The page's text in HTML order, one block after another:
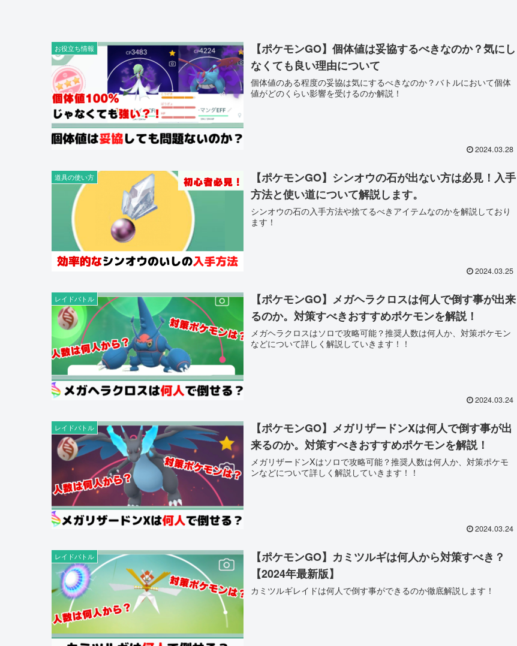
お役立ち情報
【ポケモンGO】個体値は妥協するべきなのか？気にし
なくても良い理由について
個体値のある程度の妥協は気にするべきなのか？バトルにおいて個体
値がどのくらい影響を受けるのか解説！
2024.03.28
道具の使い方
【ポケモンGO】シンオウの石が出ない方は必見！入手
方法と使い道について解説します。
シンオウの石の入手方法や捨てるべきアイテムなのかを解説しており
ます！
2024.03.25
レイドバトル
【ポケモンGO】メガヘラクロスは何人で倒す事が出来
るのか。対策すべきおすすめポケモンを解説！
メガヘラクロスはソロで攻略可能？推奨人数は何人か、対策ポケモン
などについて詳しく解説していきます！！
2024.03.24
レイドバトル
【ポケモンGO】メガリザードンXは何人で倒す事が出
来るのか。対策すべきおすすめポケモンを解説！
メガリザードンXはソロで攻略可能？推奨人数は何人か、対策ポケモ
ンなどについて詳しく解説していきます！！
2024.03.24
レイドバトル
【ポケモンGO】カミツルギは何人から対策すべき？
【2024年最新版】
カミツルギレイドは何人で倒す事ができるのか徹底解説します！